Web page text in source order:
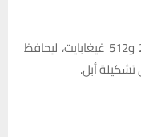
وسيُطرح الهاتف بخيارات تخزين 128 و256 و512 غيغابايت، ليحافظ
أبل.